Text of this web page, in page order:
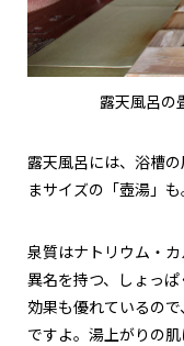
露天風呂の
露天風呂には、浴槽
まサイズの「壺湯」も
泉質はナトリウム・
異名を持つ、しょっ
効果も優れているの
ですよ。湯上がりの肌